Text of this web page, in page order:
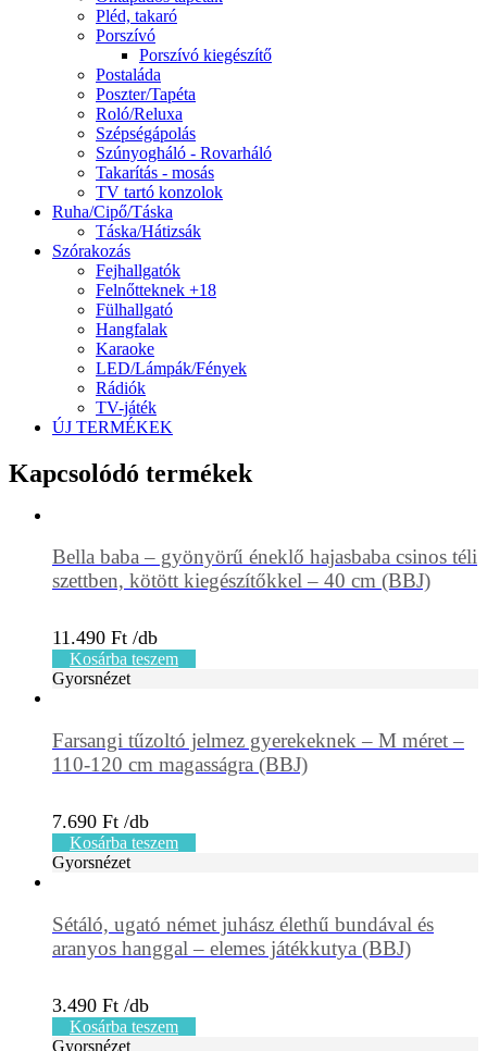
Pléd, takaró
Porszívó
Porszívó kiegészítő
Postaláda
Poszter/Tapéta
Roló/Reluxa
Szépségápolás
Szúnyogháló - Rovarháló
Takarítás - mosás
TV tartó konzolok
Ruha/Cipő/Táska
Táska/Hátizsák
Szórakozás
Fejhallgatók
Felnőtteknek +18
Fülhallgató
Hangfalak
Karaoke
LED/Lámpák/Fények
Rádiók
TV-játék
ÚJ TERMÉKEK
Kapcsolódó termékek
Bella baba – gyönyörű éneklő hajasbaba csinos téli
szettben, kötött kiegészítőkkel – 40 cm (BBJ)
11.490 Ft
Kosárba teszem
Gyorsnézet
Farsangi tűzoltó jelmez gyerekeknek – M méret –
110-120 cm magasságra (BBJ)
7.690 Ft
Kosárba teszem
Gyorsnézet
Sétáló, ugató német juhász élethű bundával és
aranyos hanggal – elemes játékkutya (BBJ)
3.490 Ft
Kosárba teszem
Gyorsnézet